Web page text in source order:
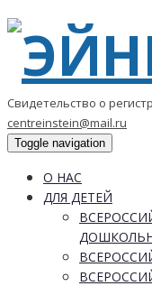
Свидетельство о
centreinstein@mail.ru
Toggle navigation
О НАС
ДЛЯ ДЕТЕЙ